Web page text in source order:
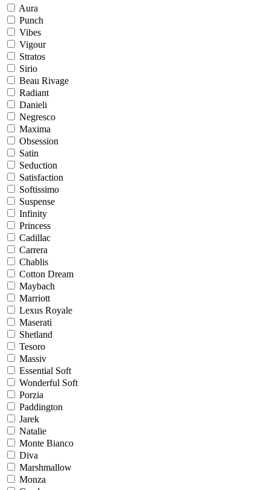
Aura
Punch
Vibes
Vigour
Stratos
Sirio
Beau Rivage
Radiant
Danieli
Negresco
Maxima
Obsession
Satin
Seduction
Satisfaction
Softissimo
Suspense
Infinity
Princess
Cadillac
Carrera
Chablis
Cotton Dream
Maybach
Marriott
Lexus Royale
Maserati
Shetland
Tesoro
Massiv
Essential Soft
Wonderful Soft
Porzia
Paddington
Jarek
Natalie
Monte Bianco
Diva
Marshmallow
Monza